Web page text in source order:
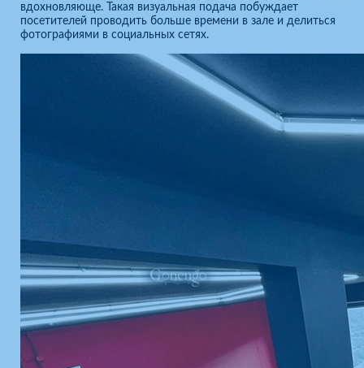
вдохновляюще. Такая визуальная подача побуждает
посетителей проводить больше времени в зале и делиться
фотографиями в социальных сетях.